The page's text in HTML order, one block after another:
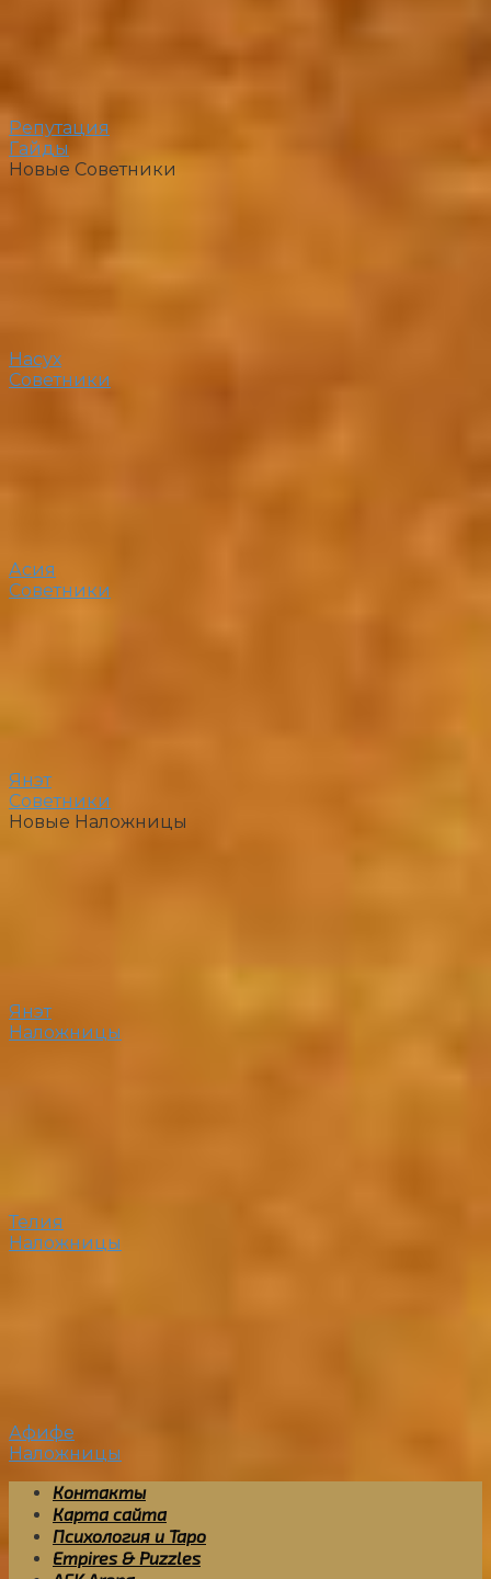
Репутация
Гайды
Новые Советники
Насух
Советники
Асия
Советники
Янэт
Советники
Новые Наложницы
Янэт
Наложницы
Телия
Наложницы
Афифе
Наложницы
Контакты
Карта сайта
Психология и Таро
Empires & Puzzles